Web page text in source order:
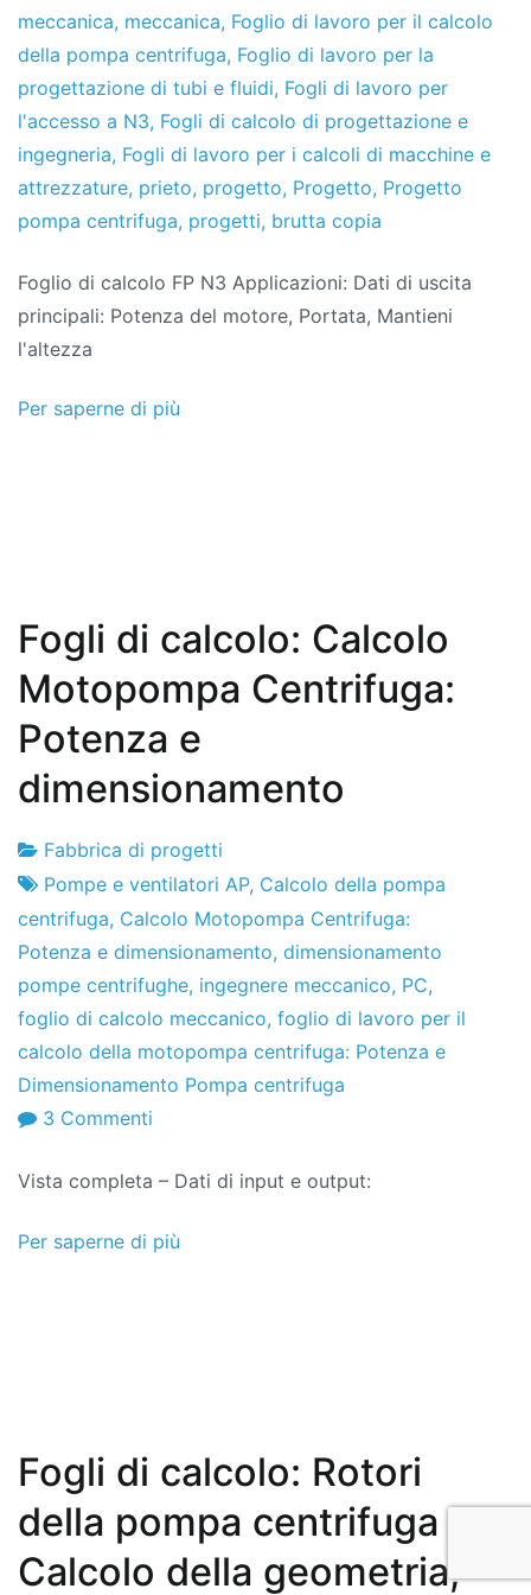
2019
meccanica, meccanica, Foglio di lavoro per il calcolo
della pompa centrifuga, Foglio di lavoro per la
progettazione di tubi e fluidi, Fogli di lavoro per
l'accesso a N3, Fogli di calcolo di progettazione e
ingegneria, Fogli di lavoro per i calcoli di macchine e
attrezzature, prieto, progetto, Progetto, Progetto
pompa centrifuga, progetti, brutta copia
Foglio di calcolo FP N3 Applicazioni: Dati di uscita
principali: Potenza del motore, Portata, Mantieni
l'altezza
Per saperne di più
Fogli di calcolo: Calcolo
Motopompa Centrifuga:
Potenza e
dimensionamento
Fabbrica
di
progetti
5
di
maggio
del
2017
Fabbrica di progetti
Pompe e ventilatori AP, Calcolo della pompa
centrifuga, Calcolo Motopompa Centrifuga:
Potenza e dimensionamento, dimensionamento
pompe centrifughe, ingegnere meccanico, PC,
foglio di calcolo meccanico, foglio di lavoro per il
calcolo della motopompa centrifuga: Potenza e
Dimensionamento Pompa centrifuga
3 Commenti
di
Calcolo
Vista completa – Dati di input e output:
Per saperne di più
Fogli di calcolo: Rotori
della pompa centrifuga –
Calcolo della geometria,